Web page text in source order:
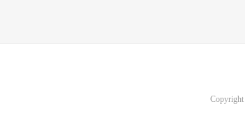
Copyright